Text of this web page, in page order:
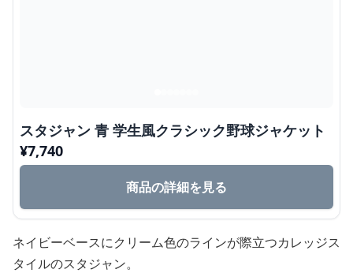
スタジャン 青 学生風クラシック野球ジャケット
¥7,740
商品の詳細を見る
ネイビーベースにクリーム色のラインが際立つカレッジス
タイルのスタジャン。